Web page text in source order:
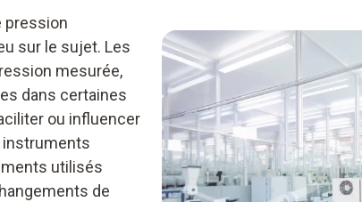
pression
sur le sujet. Les
mesurée,
dans certaines
ou influencer
instruments
utilisés
de